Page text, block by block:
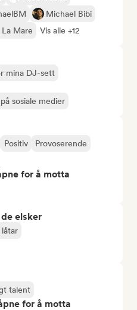
Michael Bibi
Mare Vis alle +12
mina DJ-sett
sosiale medier
Positiv
Provoserende
for å motta
elsker
låtar
talent
for å motta